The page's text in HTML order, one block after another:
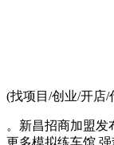
(找项目/创业/开店/
。新昌招商加盟发